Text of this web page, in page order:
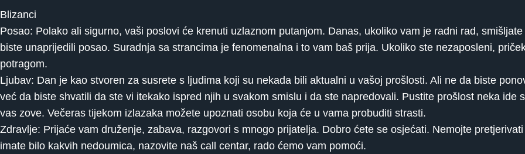
Blizanci
Posao: Polako ali sigurno, vaši poslovi će krenuti uzlaznom putanjom. Danas, ukoliko vam je radni rad,
biste unaprijedili posao. Suradnja sa strancima je fenomenalna i to vam baš prija. Ukoliko ste nezaposleni,
potragom.
Ljubav: Dan je kao stvoren za susrete s ljudima koji su nekada bili aktualni u vašoj prošlosti. Ali ne da biste
već da biste shvatili da ste vi itekako ispred njih u svakom smislu i da ste napredovali. Pustite prošlost neka ide
vas zove. Večeras tijekom izlazaka možete upoznati osobu koja će u vama probuditi strasti.
Zdravlje: Prijaće vam druženje, zabava, razgovori s mnogo prijatelja. Dobro ćete se osjećati. Nemojte
imate bilo kakvih nedoumica, nazovite naš call centar, rado ćemo vam pomoći.